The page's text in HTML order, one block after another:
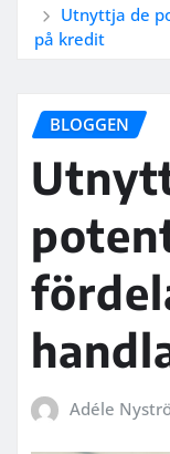
Utnyttja de
på kredit
BLOGGEN
Adéle